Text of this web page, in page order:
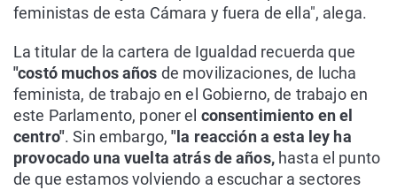
feministas de esta Cámara y fuera de ella", alega.
La titular de la cartera de Igualdad recuerda que
"costó muchos años de movilizaciones, de lucha
feminista, de trabajo en el Gobierno, de trabajo en
este Parlamento, poner el consentimiento en el
centro". Sin embargo,"la reacción a esta ley ha
provocado una vuelta atrás de años, hasta el punto
de que estamos volviendo a escuchar a sectores